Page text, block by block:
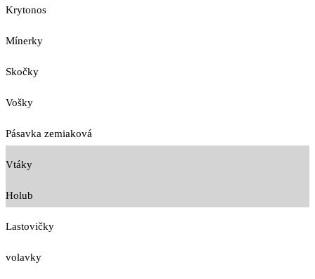
Krytonos
Mínerky
Skočky
Vošky
Pásavka zemiaková
Vtáky
Holub
Lastovičky
volavky